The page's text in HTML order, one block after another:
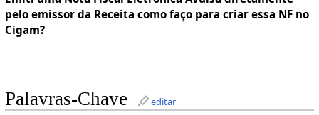
pelo emissor da Receita como faço para criar essa NF no
Cigam?
Palavras-Chave editar